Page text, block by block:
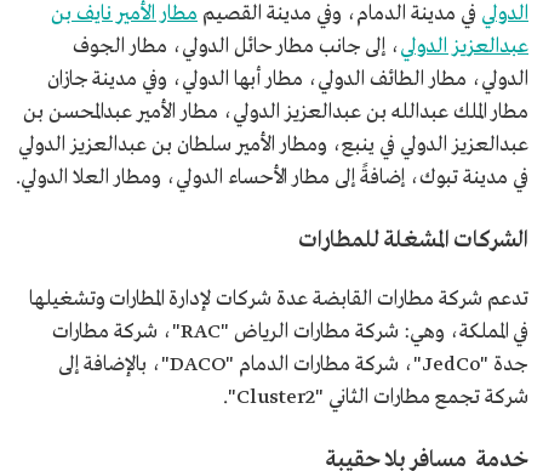
الدولي في مدينة الدمام، وفي مدينة القصيم مطار الأمير نايف بن
عبدالعزيز الدولي، إلى جانب مطار حائل الدولي، مطار الجوف
الدولي، مطار الطائف الدولي، مطار أبها الدولي، وفي مدينة جازان
مطار الملك عبدالله بن عبدالعزيز الدولي، مطار الأمير عبدالمحسن بن
عبدالعزيز الدولي في ينبع، ومطار الأمير سلطان بن عبدالعزيز الدولي
في مدينة تبوك، إضافةً إلى مطار الأحساء الدولي، ومطار العلا الدولي.
الشركات المشغلة للمطارات
تدعم شركة مطارات القابضة عدة شركات لإدارة المطارات وتشغيلها
في المملكة، وهي: شركة مطارات الرياض "RAC"، شركة مطارات
جدة "JedCo"، شركة مطارات الدمام "DACO"، بالإضافة إلى
شركة تجمع مطارات الثاني "Cluster2".
خدمة مسافر بلا حقيبة